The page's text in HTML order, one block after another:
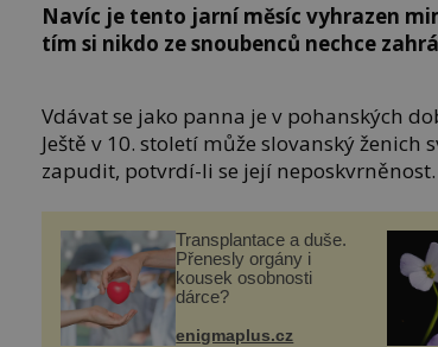
Navíc je tento jarní měsíc vyhrazen
tím si nikdo ze snoubenců nechce
Vdávat se jako panna je v pohanských
Ještě v 10. století může slovanský ženich
zapudit, potvrdí-li se její neposkvrněnost.
Transplantace a duše.
Přenesly orgány i
kousek osobnosti
dárce?
enigmaplus.cz